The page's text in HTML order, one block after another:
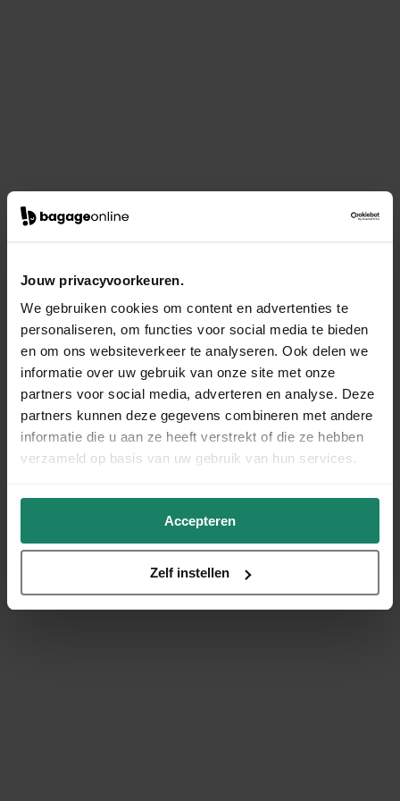
Jouw privacyvoorkeuren.
We gebruiken cookies om content en advertenties te
personaliseren, om functies voor social media te bieden
en om ons websiteverkeer te analyseren. Ook delen we
informatie over uw gebruik van onze site met onze
partners voor social media, adverteren en analyse. Deze
partners kunnen deze gegevens combineren met andere
informatie die u aan ze heeft verstrekt of die ze hebben
verzameld op basis van uw gebruik van hun services.
Accepteren
Zelf instellen